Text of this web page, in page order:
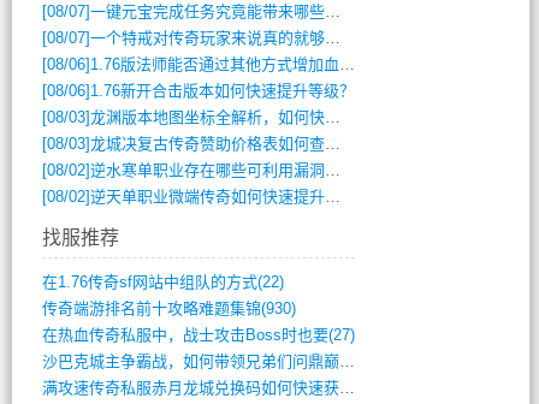
[08/07]一键元宝完成任务究竟能带来哪些超值优势？
[08/07]一个特戒对传奇玩家来说真的就够用了吗？
[08/06] 1.76版法师能否通过其他方式增加血量？
[08/06] 1.76新开合击版本如何快速提升等级？
[08/03]龙渊版本地图坐标全解析，如何快速定位BOSS位置？
[08/03]龙城决复古传奇赞助价格表如何查询？
[08/02]逆水寒单职业存在哪些可利用漏洞？如何快速提升战力？
[08/02]逆天单职业微端传奇如何快速提升战力？新手必看攻略
找服推荐
在1.76传奇sf网站中组队的方式(22)
传奇端游排名前十攻略难题集锦(930)
在热血传奇私服中，战士攻击Boss时也要(27)
沙巴克城主争霸战，如何带领兄弟们问鼎巅峰(565)
满攻速传奇私服赤月龙城兑换码如何快速获取(676)